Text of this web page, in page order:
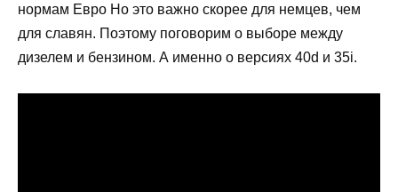
нормам Евро Но это важно скорее для немцев, чем
для славян. Поэтому поговорим о выборе между
дизелем и бензином. А именно о версиях 40d и 35i.